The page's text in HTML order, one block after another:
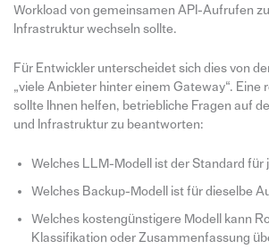
Workload von gemeinsamen API-Aufrufen
Infrastruktur wechseln sollte.
Für Entwickler unterscheidet sich dies von
„viele Anbieter hinter einem Gateway“. Eine
sollte Ihnen helfen, betriebliche Fragen auf
und Infrastruktur zu beantworten:
Welches LLM-Modell ist der Standard für
Welches Backup-Modell ist für dieselbe
Welches kostengünstigere Modell kann
Klassifikation oder Zusammenfassung